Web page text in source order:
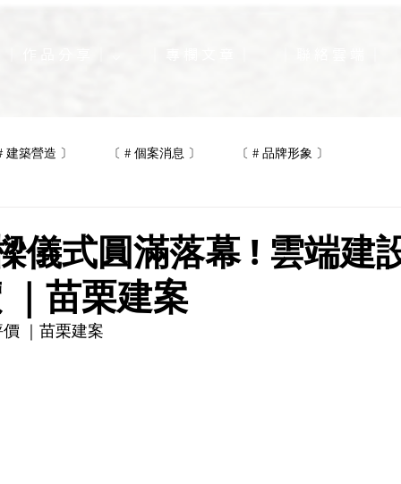
建築營造 〕 〔 # 個案消息 〕 〔 # 品牌形象 〕
儀式圓滿落幕 ! 雲端建
苗栗建案
｜苗栗建案